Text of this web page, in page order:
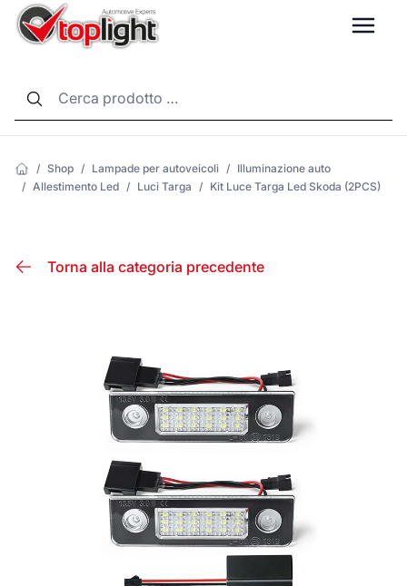
/ Shop / Lampade per autoveicoli / Illuminazione auto
/ Allestimento Led / Luci Targa / Kit Luce Targa Led Skoda (2PCS)
Torna alla categoria precedente